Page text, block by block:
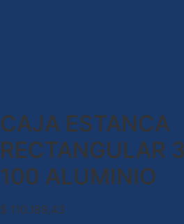
CAJA ESTANCA
RECTANGULAR
100 ALUMINIO
$ 110.189,43